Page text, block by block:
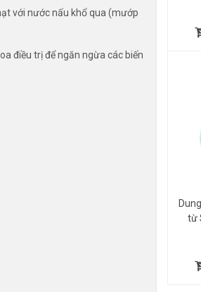
với nước nấu khổ qua (mướp
điều trị để ngăn ngừa các biến
từ